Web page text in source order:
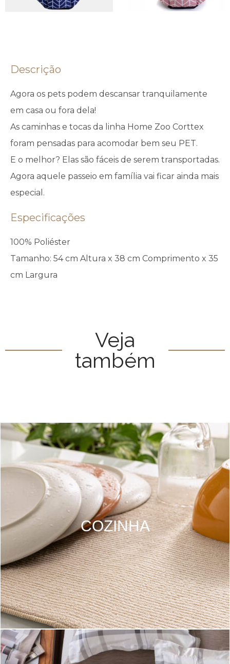
Descrição
Agora os pets podem descansar tranquilamente
em casa ou fora dela!
As caminhas e tocas da linha Home Zoo Corttex
foram pensadas para acomodar bem seu PET.
E o melhor? Elas são fáceis de serem transportadas.
Agora aquele passeio em família vai ficar ainda mais
especial.
Especificações
100% Poliéster
Tamanho: 54 cm Altura x 38 cm Comprimento x 35
cm Largura
Veja
também
COZINHA